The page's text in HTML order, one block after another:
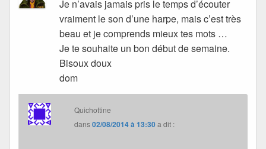
Je n’avais jamais pris le temps d’écouter
vraiment le son d’une harpe, mais c’est très
beau et je comprends mieux tes mots …
Je te souhaite un bon début de semaine.
Bisoux doux
dom
Quichottine
dans02/08/2014 à 13:30a dit :